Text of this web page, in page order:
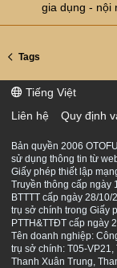
gia dụng - nội
Tags
Tiếng Việt
Liên hệ
Quy định
Bản quyền 2006
sử dụng thông tin từ
Giấy phép thiết lập
Truyền thông cấp ngày
BTTTT cấp ngày 28/
trụ sở chính trong Giấy
PTTH&TTĐT cấp ngày
Tên doanh nghiệp:
trụ sở chính: T05-
Thanh Xuân Trung,